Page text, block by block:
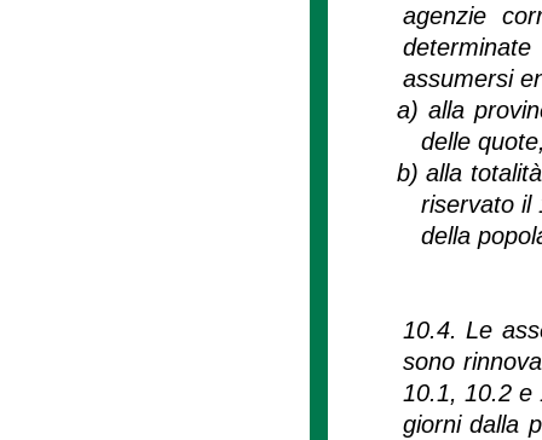
agenzie
assumersi
a) alla
delle
b)alla
riservato il
della
10.4. Le
sono
10.1, 10.2 e
giorni dalla